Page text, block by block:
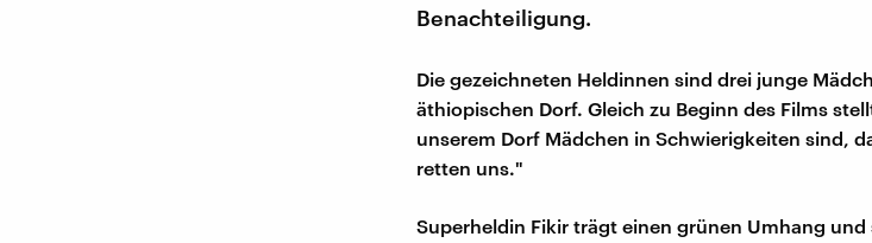
Benachteiligung.
Die gezeichneten Heldinnen sind drei junge
äthiopischen Dorf. Gleich zu Beginn des Films
unserem Dorf Mädchen in Schwierigkeiten sind,
retten uns."
Superheldin Fikir trägt einen grünen Umhang